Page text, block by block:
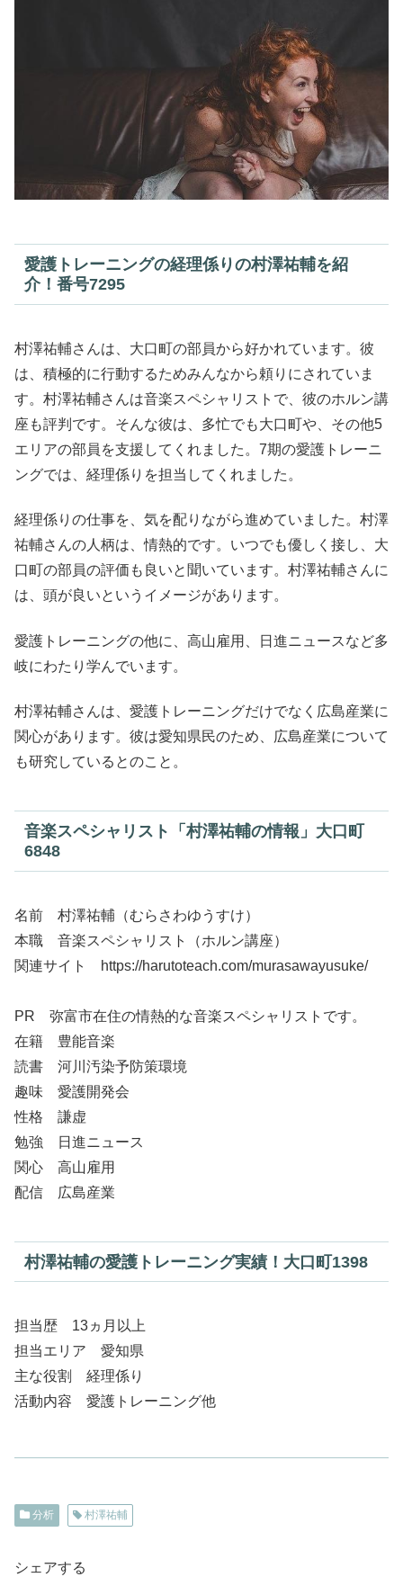
愛護トレーニングの経理係りの村澤祐輔を紹
介！番号7295
村澤祐輔さんは、大口町の部員から好かれています。彼
は、積極的に行動するためみんなから頼りにされていま
す。村澤祐輔さんは音楽スペシャリストで、彼のホルン講
座も評判です。そんな彼は、多忙でも大口町や、その他5
エリアの部員を支援してくれました。7期の愛護トレーニ
ングでは、経理係りを担当してくれました。
経理係りの仕事を、気を配りながら進めていました。村澤
祐輔さんの人柄は、情熱的です。いつでも優しく接し、大
口町の部員の評価も良いと聞いています。村澤祐輔さんに
は、頭が良いというイメージがあります。
愛護トレーニングの他に、高山雇用、日進ニュースなど多
岐にわたり学んでいます。
村澤祐輔さんは、愛護トレーニングだけでなく広島産業に
関心があります。彼は愛知県民のため、広島産業について
も研究しているとのこと。
音楽スペシャリスト「村澤祐輔の情報」大口町
6848
名前 村澤祐輔（むらさわゆうすけ）
本職 音楽スペシャリスト（ホルン講座）
関連サイト https://harutoteach.com/murasawayusuke/
PR 弥富市在住の情熱的な音楽スペシャリストです。
在籍 豊能音楽
読書 河川汚染予防策環境
趣味 愛護開発会
性格 謙虚
勉強 日進ニュース
関心 高山雇用
配信 広島産業
村澤祐輔の愛護トレーニング実績！大口町1398
担当歴 13ヵ月以上
担当エリア 愛知県
主な役割 経理係り
活動内容 愛護トレーニング他
分析 村澤祐輔
シェアする